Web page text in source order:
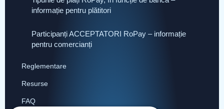
informație pentru plătitori
Participanți ACCEPTATORI RoPay – informație
pentru comercianți
Reglementare
Resurse
FAQ